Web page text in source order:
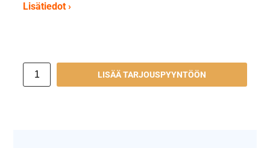
Lisätiedot ›
LISÄÄ TARJOUSPYYNTÖÖN